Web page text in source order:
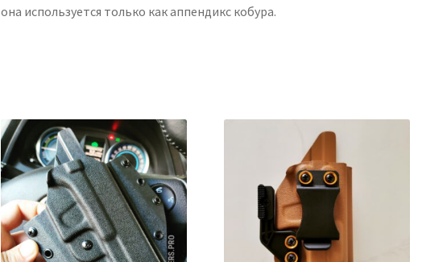
она используется только как аппендикс кобура.